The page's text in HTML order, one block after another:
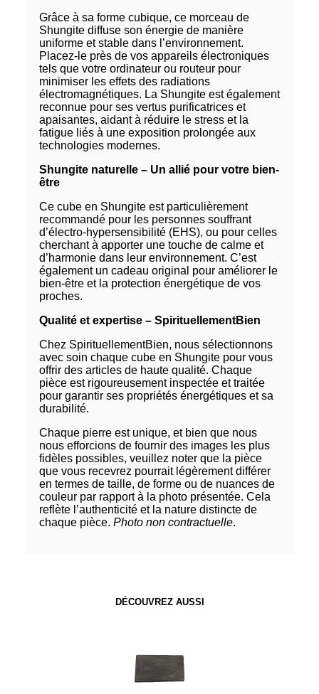
Grâce à sa forme cubique, ce morceau de
Shungite diffuse son énergie de manière
uniforme et stable dans l’environnement.
Placez-le près de vos appareils électroniques
tels que votre ordinateur ou routeur pour
minimiser les effets des radiations
électromagnétiques. La Shungite est également
reconnue pour ses vertus purificatrices et
apaisantes, aidant à réduire le stress et la
fatigue liés à une exposition prolongée aux
technologies modernes.
Shungite naturelle – Un allié pour votre bien-
être
Ce cube en Shungite est particulièrement
recommandé pour les personnes souffrant
d’électro-hypersensibilité (EHS), ou pour celles
cherchant à apporter une touche de calme et
d’harmonie dans leur environnement. C’est
également un cadeau original pour améliorer le
bien-être et la protection énergétique de vos
proches.
Qualité et expertise – SpirituellementBien
Chez SpirituellementBien, nous sélectionnons
avec soin chaque cube en Shungite pour vous
offrir des articles de haute qualité. Chaque
pièce est rigoureusement inspectée et traitée
pour garantir ses propriétés énergétiques et sa
durabilité.
Chaque pierre est unique, et bien que nous
nous efforcions de fournir des images les plus
fidèles possibles, veuillez noter que la pièce
que vous recevrez pourrait légèrement différer
en termes de taille, de forme ou de nuances de
couleur par rapport à la photo présentée. Cela
reflète l’authenticité et la nature distincte de
chaque pièce. Photo non contractuelle.
DÉCOUVREZ AUSSI